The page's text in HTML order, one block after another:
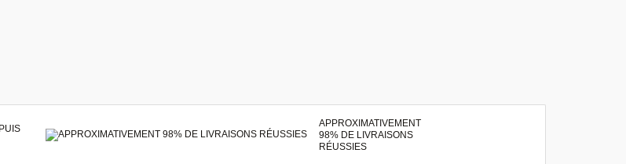
APPROXIMATIVEMENT
98% DE LIVRAISONS
RÉUSSIES